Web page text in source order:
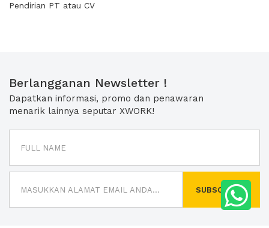
Pendirian PT atau CV
Berlangganan Newsletter !
Dapatkan informasi, promo dan penawaran
menarik lainnya seputar XWORK!
SUBSCRIBE